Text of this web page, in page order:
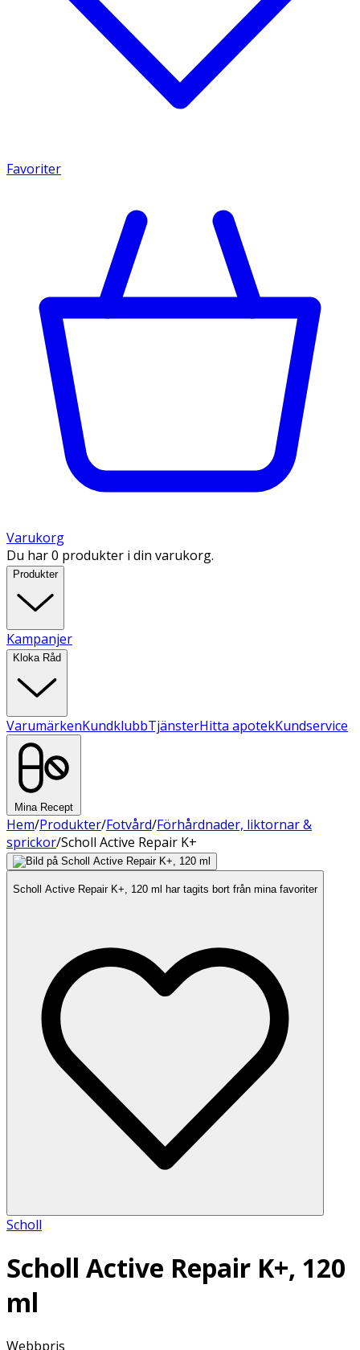
Favoriter
Varukorg
Du har 0 produkter i din varukorg.
Produkter
Kampanjer
Kloka Råd
VarumärkenKundklubbTjänsterHitta apotekKundservice
Mina Recept
Hem/Produkter/Fotvård/Förhårdnader, liktornar &
sprickor/Scholl Active Repair K+
Scholl Active Repair K+, 120 ml har tagits bort från mina favoriter
Scholl
Scholl Active Repair K+, 120
ml
Webbpris